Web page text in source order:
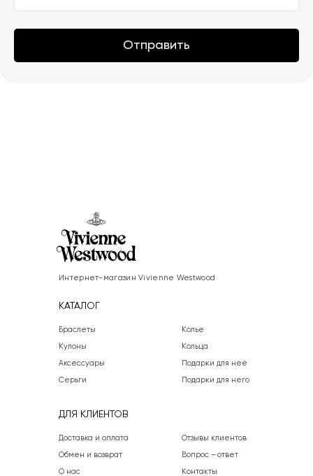
Отправить
КАТАЛОГ
ДЛЯ КЛИЕНТОВ
Интернет-магазин Vivienne Westwood
Доставка и оплата
Обмен и возврат Вопрос – ответ
Отзывы клиентов
О нас Контакты
Браслеты
Серьги
Кулоны
Колье
Кольца
Аксессуары Подарки для неё
Подарки для него